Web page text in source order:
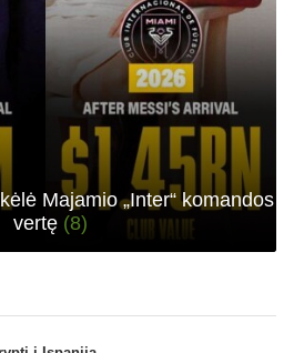
Majamio „Inter“ komandos
vertę (8)